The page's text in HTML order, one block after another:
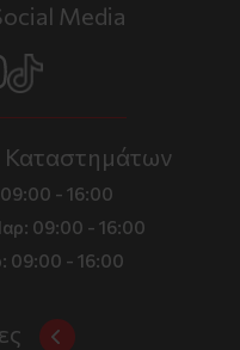
Media
Καταστημάτων
- 16:00
09:00 - 16:00
09:00 - 16:00